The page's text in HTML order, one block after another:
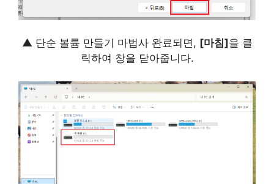
▲ 단순 볼륨 만들기 마법사 완료되면, [마침]을 클
릭하여 창을 닫아줍니다.